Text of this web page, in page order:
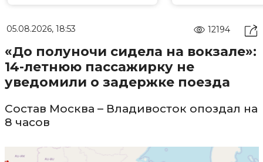
05.08.2026, 18:53 12194
«До полуночи сидела на вокзале»:
14-летнюю пассажирку не
уведомили о задержке поезда
Состав Москва – Владивосток опоздал на
8 часов